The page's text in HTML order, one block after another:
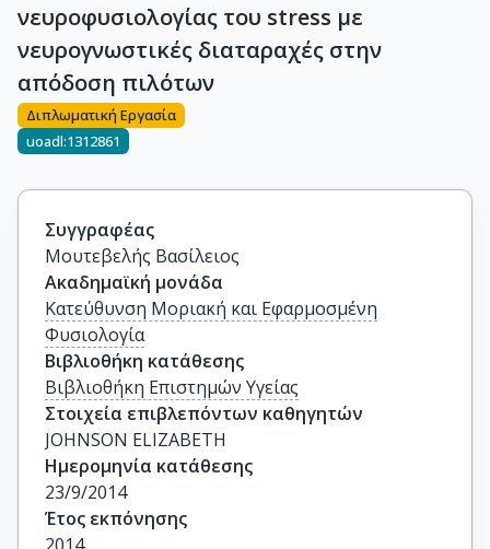
νευροφυσιολογίας του stress με
νευρογνωστικές διαταραχές στην
απόδοση πιλότων
Διπλωματική Εργασία
uoadl:1312861
Συγγραφέας
Μουτεβελής Βασίλειος
Ακαδημαϊκή μονάδα
Κατεύθυνση Μοριακή και Εφαρμοσμένη
Φυσιολογία
Βιβλιοθήκη κατάθεσης
Βιβλιοθήκη Επιστημών Υγείας
Στοιχεία επιβλεπόντων καθηγητών
JOHNSON ELIZABETH
Ημερομηνία κατάθεσης
23/9/2014
Έτος εκπόνησης